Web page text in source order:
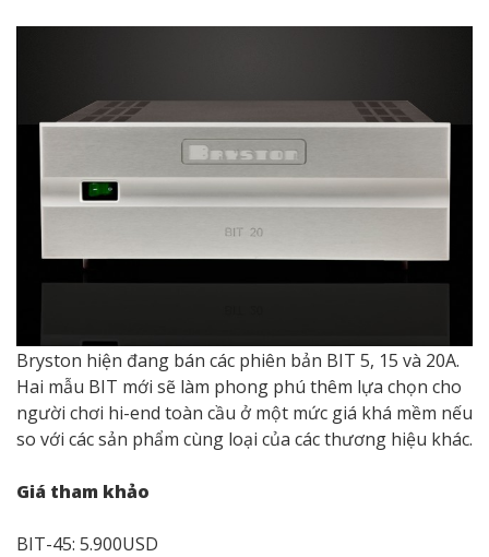
Bryston hiện đang bán các phiên bản BIT 5, 15 và 20A.
Hai mẫu BIT mới sẽ làm phong phú thêm lựa chọn cho
người chơi hi-end toàn cầu ở một mức giá khá mềm nếu
so với các sản phẩm cùng loại của các thương hiệu khác.
Giá tham khảo
BIT-45: 5.900USD